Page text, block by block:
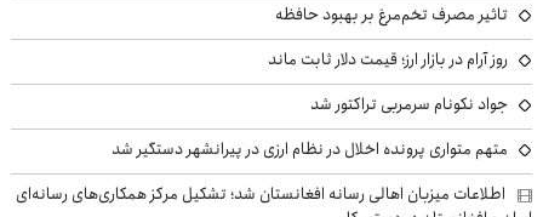
تاثیر مصرف تخم‌مرغ بر بهبود حافظه
روز آرام در بازار ارز؛ قیمت دلار ثابت ماند
جواد نکونام سرمربی تراکتور شد
متهم متواری پرونده اخلال در نظام ارزی در پیرانشهر دستگیر شد
اطلاعات میزبان اهالی رسانه افغانستان شد؛ تشکیل مرکز همکاری‌های رسانه‌ای